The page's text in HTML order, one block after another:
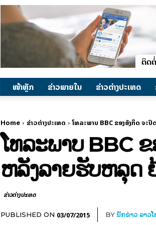
ໜ້າຫຼັກ ຂ່າວພາຍ​ໃນ ຂ່າວຕ່າງປະເທດ
Home ຂ່າວຕ່າງປະເທດ ໂທລະພາບ BBC ຂອງອັງກິດ ຈ
ໂທລະພາບ BBC
ຫລັງລາຍຮັບຫລຸດ
ຂ່າວຕ່າງປະເທດ
PUBLISHED ON 03/07/2015 BYນັກຂ່າວ ລາວ